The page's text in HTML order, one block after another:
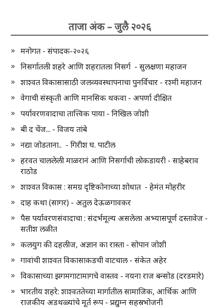
ताजा अंक – जुलै २०२६
मनोगत - संपादक-२०२६
निसर्गातली शहरे आणि शहरातला निसर्ग - सुलक्षणा महाजन
शाश्वत विकासासाठी जलव्यवस्थापनाचा पुनर्विचार - रश्मी महाजन
वेगाची संस्कृती आणि मानसिक थकवा - अपर्णा दीक्षित
पर्यावरणवादाचा तात्त्विक पाया - निखिल जोशी
बी द चेंज... - विजय तांबे
नद्या जोडताना.. - गिरीश घ. पाटील
हरवत चाललेली माळरानं आणि निसर्गाची लोकडायरी - साहेबराव
राठोड
शाश्वत विकास : समग्र दृष्टिकोनाच्या शोधात - हेमंत मोहरीर
दाह कथा (सागर) - अतुल देऊळगावकर
पैस पर्यावरणसंवादाचा : संदर्भमूल्य असलेला अभ्यासपूर्ण दस्तावेज -
सतीश लळीत
कलयुग की दहलीज, अज्ञान का रास्ता - सोपान जोशी
गावांची शाश्वत विकासाकडची वाटचाल - संकेत अहेर
विकासाच्या झगमगाटामागचे वास्तव - नयना राज बन्सोड (दरडमारे)
भारतीय शहरे: शाश्वततेच्या मार्गातील सामाजिक, आर्थिक आणि
राजकीय अडथळ्यांचे मूर्त रूप - प्रद्युम्न सहस्रभोजनी